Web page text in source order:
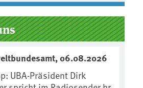
06.08.2026
UBA-Präsident Dirk